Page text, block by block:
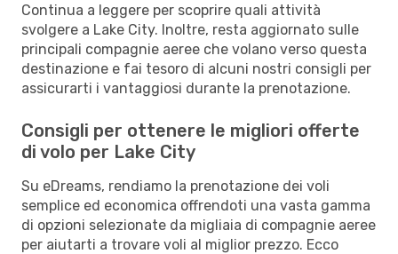
Continua a leggere per scoprire quali attività
svolgere a Lake City. Inoltre, resta aggiornato sulle
principali compagnie aeree che volano verso questa
destinazione e fai tesoro di alcuni nostri consigli per
assicurarti i vantaggiosi durante la prenotazione.
Consigli per ottenere le migliori offerte
di volo per Lake City
Su eDreams, rendiamo la prenotazione dei voli
semplice ed economica offrendoti una vasta gamma
di opzioni selezionate da migliaia di compagnie aeree
per aiutarti a trovare voli al miglior prezzo. Ecco